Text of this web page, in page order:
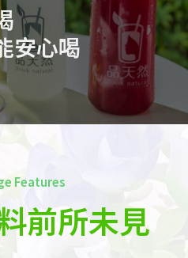
安心喝
Features
前所未見